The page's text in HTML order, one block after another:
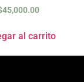
45,000.00
al carrito